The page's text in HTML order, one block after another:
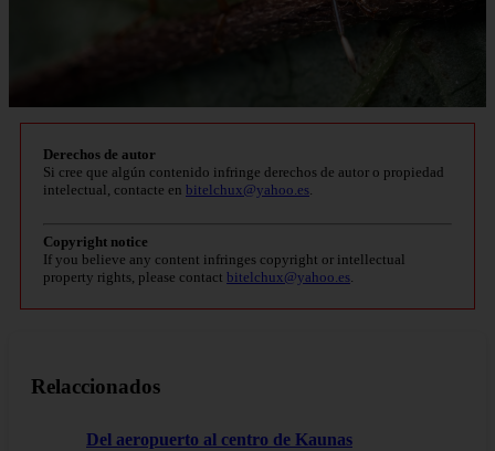
Derechos de autor
Si cree que algún contenido infringe derechos de autor o propiedad
intelectual, contacte en bitelchux@yahoo.es
Copyright notice
If you believe any content infringes copyright or intellectual
property rights, please contact bitelchux@yahoo.es
Relaccionados
Del aeropuerto al centro de Kaunas